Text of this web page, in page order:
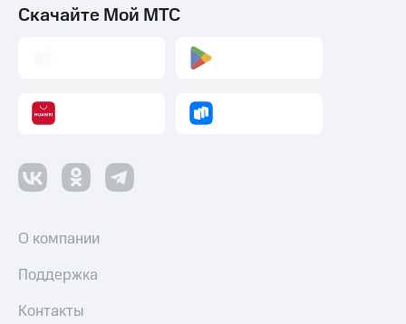
Скачайте Мой МТС
О компании
Поддержка
Контакты